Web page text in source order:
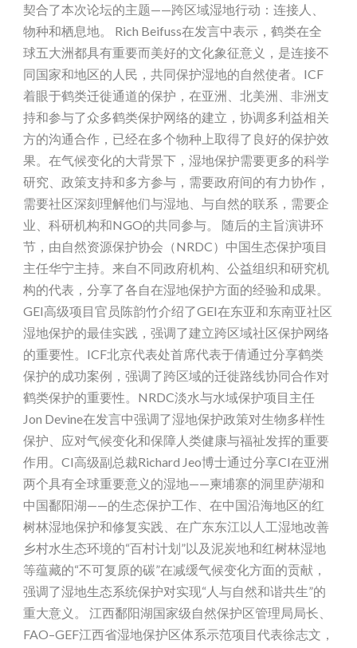
契合了本次论坛的主题——跨区域湿地行动：连接人、
物种和栖息地。 Rich Beifuss在发言中表示，鹤类在全
球五大洲都具有重要而美好的文化象征意义，是连接不
同国家和地区的人民，共同保护湿地的自然使者。ICF
着眼于鹤类迁徙通道的保护，在亚洲、北美洲、非洲支
持和参与了众多鹤类保护网络的建立，协调多利益相关
方的沟通合作，已经在多个物种上取得了良好的保护效
果。在气候变化的大背景下，湿地保护需要更多的科学
研究、政策支持和多方参与，需要政府间的有力协作，
需要社区深刻理解他们与湿地、与自然的联系，需要企
业、科研机构和NGO的共同参与。 随后的主旨演讲环
节，由自然资源保护协会（NRDC）中国生态保护项目
主任华宁主持。来自不同政府机构、公益组织和研究机
构的代表，分享了各自在湿地保护方面的经验和成果。
GEI高级项目官员陈韵竹介绍了GEI在东亚和东南亚社区
湿地保护的最佳实践，强调了建立跨区域社区保护网络
的重要性。ICF北京代表处首席代表于倩通过分享鹤类
保护的成功案例，强调了跨区域的迁徙路线协同合作对
鹤类保护的重要性。NRDC淡水与水域保护项目主任
Jon Devine在发言中强调了湿地保护政策对生物多样性
保护、应对气候变化和保障人类健康与福祉发挥的重要
作用。CI高级副总裁Richard Jeo博士通过分享CI在亚洲
两个具有全球重要意义的湿地——柬埔寨的洞里萨湖和
中国鄱阳湖——的生态保护工作、在中国沿海地区的红
树林湿地保护和修复实践、在广东东江以人工湿地改善
乡村水生态环境的“百村计划”以及泥炭地和红树林湿地
等蕴藏的“不可复原的碳”在减缓气候变化方面的贡献，
强调了湿地生态系统保护对实现“人与自然和谐共生”的
重大意义。 江西鄱阳湖国家级自然保护区管理局局长、
FAO–GEF江西省湿地保护区体系示范项目代表徐志文，